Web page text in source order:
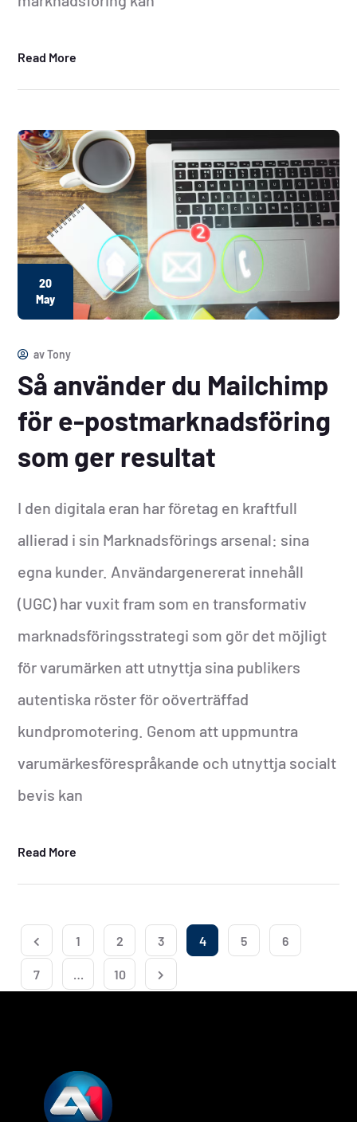
Read More
20
May
avTony
Så använder du Mailchimp
för e-postmarknadsföring
som ger resultat
I den digitala eran har företag en kraftfull
allierad i sin Marknadsförings arsenal: sina
egna kunder. Användargenererat innehåll
(UGC) har vuxit fram som en transformativ
marknadsföringsstrategi som gör det möjligt
för varumärken att utnyttja sina publikers
autentiska röster för oöverträffad
kundpromotering. Genom att uppmuntra
varumärkesförespråkande och utnyttja socialt
bevis kan
Read More
1 2 3 4 5 6
7 … 10